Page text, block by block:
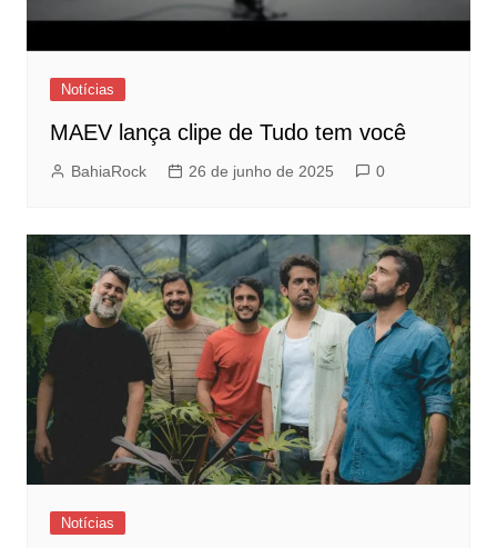
Notícias
MAEV lança clipe de Tudo tem você
BahiaRock 26 de junho de 2025 0
Notícias